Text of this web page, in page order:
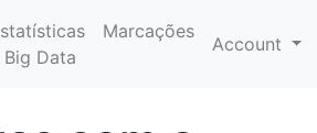
Big Data
Marcações
Account